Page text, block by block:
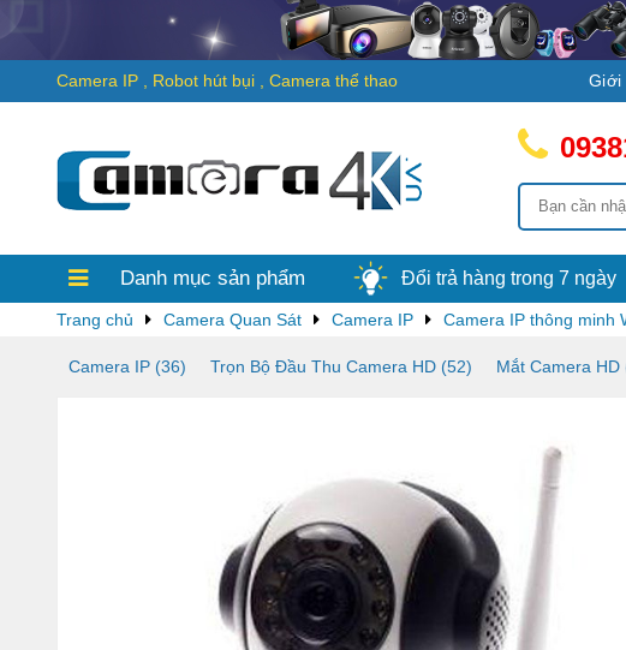
Camera IP Robot hút bụi Camera thể thao Giới
Thanh toán
Chỉ trong vòng 30
thống bên Camera4k.vn sẽ có thông
được tiền, ngay lập tức nhân viên
Danh mục sản phẩm Đổi trả hàng trong 7 ngày
Trang chủ Camera Quan Sát Camera IP Camera IP thông minh
Camera IP (36) Trọn Bộ Đầu Thu Camera HD (52) Mắt Camera HD